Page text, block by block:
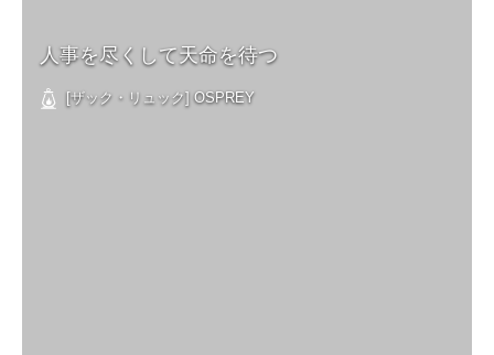
人事を尽くして天命を待つ
[ザック・リュック] OSPREY